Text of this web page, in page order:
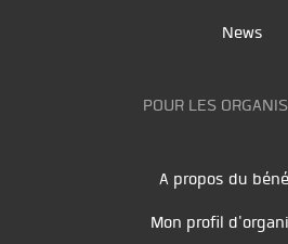
News
POUR LES
A propos du
Mon profil